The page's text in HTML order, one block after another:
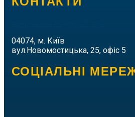
04074, м. Київ
вул.Новомостицька, 25, офіс 5
СОЦІАЛЬНІ